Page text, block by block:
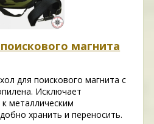
магнита
для поискового магнита с
Исключает
металлическим
хранить и переносить.